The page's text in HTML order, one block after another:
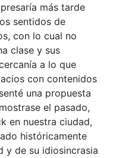
más tarde
sentidos de
con lo cual no
clase y sus
a lo que
con contenidos
una propuesta
el pasado,
en nuestra ciudad,
históricamente
y de su idiosincrasia